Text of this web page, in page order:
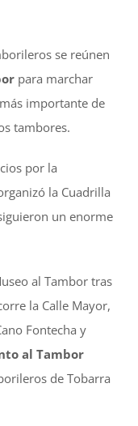
se reúnen
para marchar
importante de
tambores.
por la
la Cuadrilla
un enorme
al Tambor tras
la Calle Mayor,
Fontecha y
al Tambor
de Tobarra